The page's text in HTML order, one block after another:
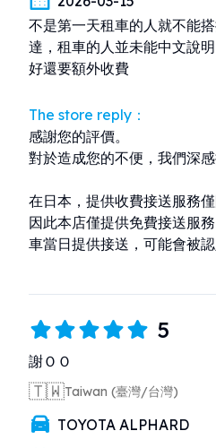
不是第一天租車的人就不能
達，租車的人並未能中文說
好還要額外收費
The store reply：
感謝您的評價。
對於造成您的不便，我們深感
在日本，提供收費接送服務
因此本店僅提供免費接送服
車當日提供接送，可能會被認
因此，本店遵守法律規範，
關於保險內容，我們已事先
說明，還請您參考相關資訊。
您的寶貴意見我們將用於提
說明部分，未來會加強讓內容
5
謝ＯＯ
🇹🇼Taiwan (臺灣/台灣)
TOYOTA ALPHARD